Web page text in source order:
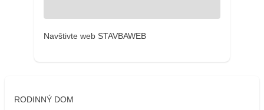
Navštivte web STAVBAWEB
RODINNÝ DOM